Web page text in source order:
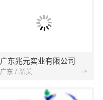
广东兆元实业有限公司
广东 / 韶关